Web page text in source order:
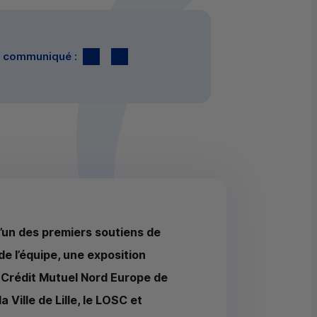
:
des premiers soutiens de
l’équipe, une exposition
Mutuel Nord Europe de
Ville de Lille, le LOSC et